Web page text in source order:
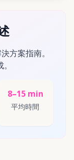
方案指南。
8–15 min
平均時間